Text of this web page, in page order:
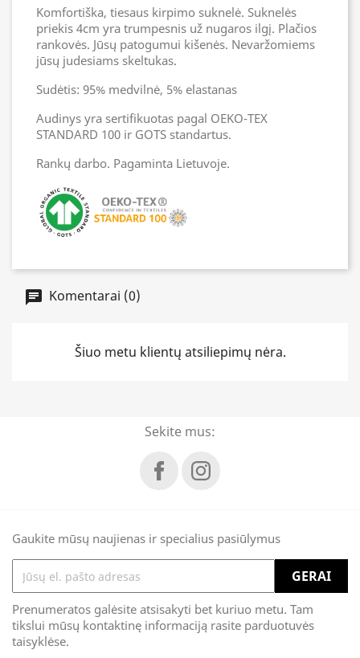
Komfortiška, tiesaus kirpimo suknelė. Suknelės
priekis 4cm yra trumpesnis už nugaros ilgį. Plačios
rankovės. Jūsų patogumui kišenės. Nevaržomiems
jūsų judesiams skeltukas.
Sudėtis: 95% medvilnė, 5% elastanas
Audinys yra sertifikuotas pagal OEKO-TEX
STANDARD 100 ir GOTS standartus.
Rankų darbo. Pagaminta Lietuvoje.
Komentarai (0)
Šiuo metu klientų atsiliepimų nėra.
Sekite mus:
Gaukite mūsų naujienas ir specialius pasiūlymus
Prenumeratos galėsite atsisakyti bet kuriuo metu. Tam
tikslui mūsų kontaktinę informaciją rasite parduotuvės
taisyklėse.